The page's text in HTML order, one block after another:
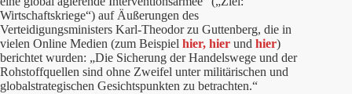
Wirtschaftskriege“) auf Äußerungen des
Verteidigungsministers Karl-Theodor zu Guttenberg, die in
vielen Online Medien (zum Beispiel hier, hier und hier)
berichtet wurden: „Die Sicherung der Handelswege und der
Rohstoffquellen sind ohne Zweifel unter militärischen und
globalstrategischen Gesichtspunkten zu betrachten.“